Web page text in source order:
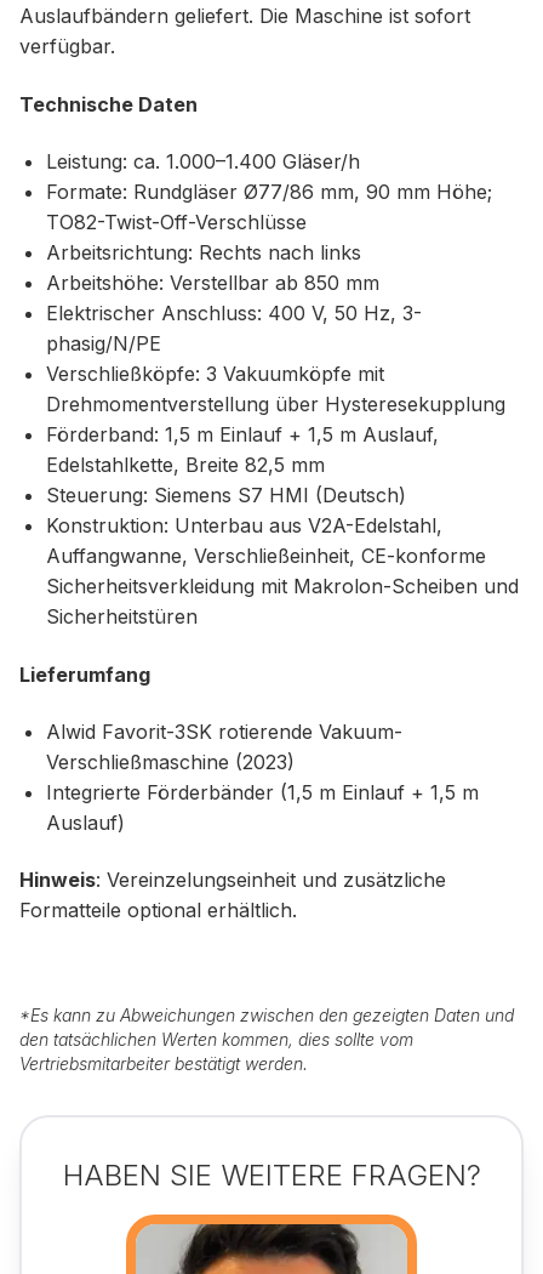
Auslaufbändern geliefert. Die Maschine ist sofort
verfügbar.
Technische Daten
Leistung: ca. 1.000–1.400 Gläser/h
Formate: Rundgläser Ø77/86 mm, 90 mm Höhe;
TO82-Twist-Off-Verschlüsse
Arbeitsrichtung: Rechts nach links
Arbeitshöhe: Verstellbar ab 850 mm
Elektrischer Anschluss: 400 V, 50 Hz, 3-
phasig/N/PE
Verschließköpfe: 3 Vakuumköpfe mit
Drehmomentverstellung über Hysteresekupplung
Förderband: 1,5 m Einlauf + 1,5 m Auslauf,
Edelstahlkette, Breite 82,5 mm
Steuerung: Siemens S7 HMI (Deutsch)
Konstruktion: Unterbau aus V2A-Edelstahl,
Auffangwanne, Verschließeinheit, CE-konforme
Sicherheitsverkleidung mit Makrolon-Scheiben und
Sicherheitstüren
Lieferumfang
Alwid Favorit-3SK rotierende Vakuum-
Verschließmaschine (2023)
Integrierte Förderbänder (1,5 m Einlauf + 1,5 m
Auslauf)
Hinweis: Vereinzelungseinheit und zusätzliche
Formatteile optional erhältlich.
*Es kann zu Abweichungen zwischen den gezeigten Daten und
den tatsächlichen Werten kommen, dies sollte vom
Vertriebsmitarbeiter bestätigt werden.
HABEN SIE WEITERE FRAGEN?